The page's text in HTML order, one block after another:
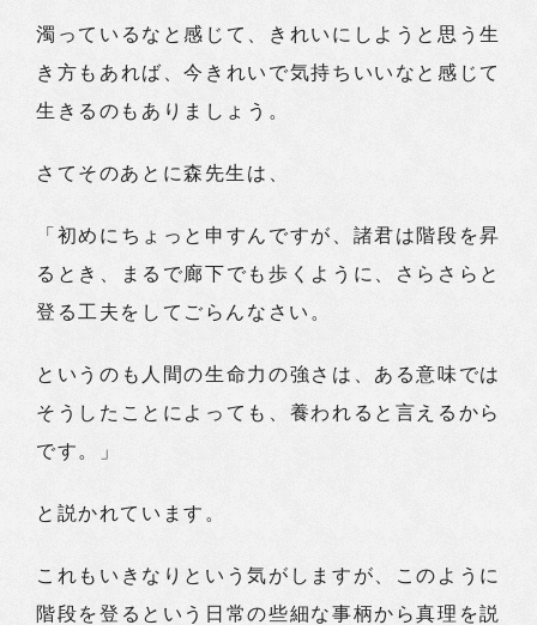
濁っているなと感じて、きれいにしようと思う生
き方もあれば、今きれいで気持ちいいなと感じて
生きるのもありましょう。
さてそのあとに森先生は、
「初めにちょっと申すんですが、諸君は階段を昇
るとき、まるで廊下でも歩くように、さらさらと
登る工夫をしてごらんなさい。
というのも人間の生命力の強さは、ある意味では
そうしたことによっても、養われると言えるから
です。」
と説かれています。
これもいきなりという気がしますが、このように
階段を登るという日常の些細な事柄から真理を説